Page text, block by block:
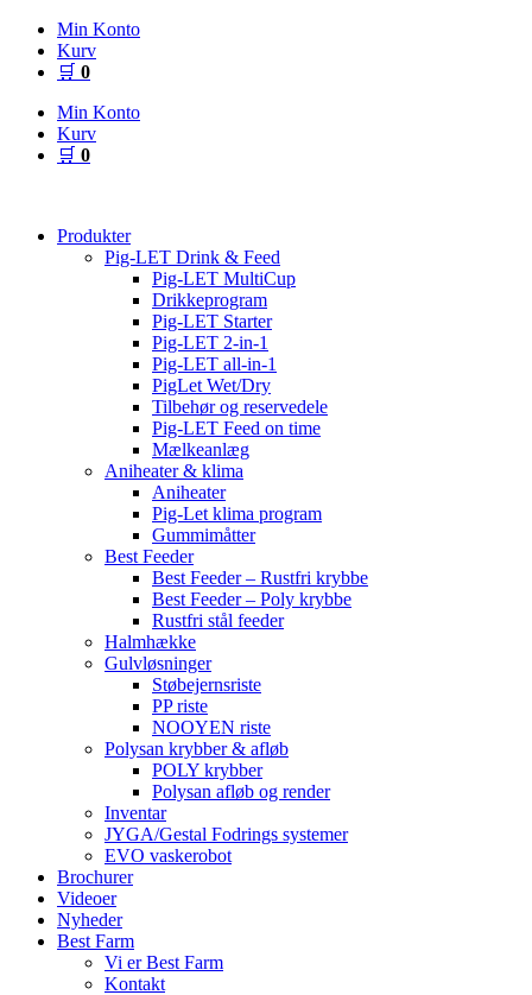
Videre
indhold
Min Konto
Kurv
🛒 0
Min Konto
Kurv
🛒 0
Produkter
Pig-LET Drink & Feed
Pig-LET MultiCup
Drikkeprogram
Pig-LET Starter
Pig-LET 2-in-1
Pig-LET all-in-1
PigLet Wet/Dry
Tilbehør og reservedele
Pig-LET Feed on time
Mælkeanlæg
Aniheater & klima
Aniheater
Pig-Let klima program
Gummimåtter
Best Feeder
Best Feeder – Rustfri krybbe
Best Feeder – Poly krybbe
Rustfri stål feeder
Halmhække
Gulvløsninger
Støbejernsriste
PP riste
NOOYEN riste
Polysan krybber & afløb
POLY krybber
Polysan afløb og render
Inventar
JYGA/Gestal Fodrings systemer
EVO vaskerobot
Brochurer
Videoer
Nyheder
Best Farm
Vi er Best Farm
Kontakt